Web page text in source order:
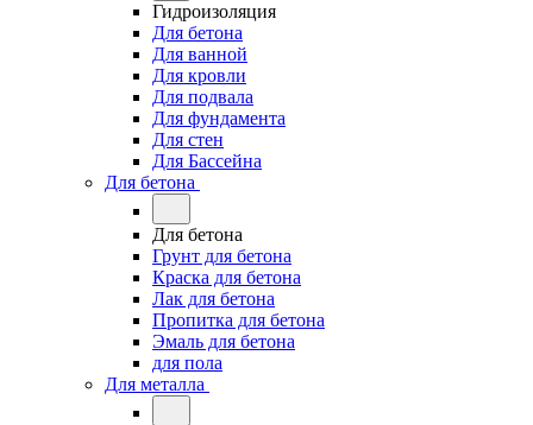
Гидроизоляция
Для бетона
Для ванной
Для кровли
Для подвала
Для фундамента
Для стен
Для Бассейна
Для бетона
Для бетона
Грунт для бетона
Краска для бетона
Лак для бетона
Пропитка для бетона
Эмаль для бетона
для пола
Для металла